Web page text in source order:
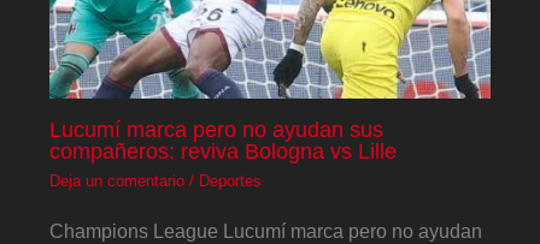
Lucumí marca pero no ayudan sus
compañeros: reviva Bologna vs Lille
Deja un comentario / Deportes
Champions League Lucumí marca pero no ayudan